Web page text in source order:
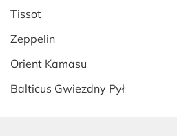
Tissot
Zeppelin
Orient Kamasu
Balticus Gwiezdny Pył